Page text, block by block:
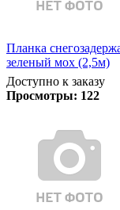
Планка
зеленый мох (2,5м)
Доступно к заказу
Просмотры: 122